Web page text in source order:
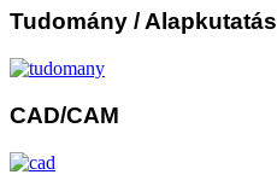
Tudomány / Alapkutatás
CAD/CAM